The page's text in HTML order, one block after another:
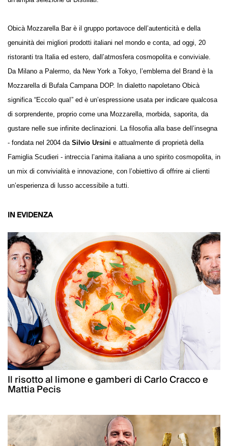
Obicà Mozzarella Bar è il gruppo portavoce dell’autenticità e della
genuinità dei migliori prodotti italiani nel mondo e conta, ad oggi, 20
ristoranti tra Italia ed estero, dall’atmosfera cosmopolita e conviviale.
Da Milano a Palermo, da New York a Tokyo, l’emblema del Brand è la
Mozzarella di Bufala Campana DOP. In dialetto napoletano Obicà
significa “Eccolo qua!” ed è un’espressione usata per indicare qualcosa
di sorprendente, proprio come una Mozzarella, morbida, saporita, da
gustare nelle sue infinite declinazioni. La filosofia alla base dell’insegna
- fondata nel 2004 da Silvio Ursini e attualmente di proprietà della
Famiglia Scudieri - intreccia l’anima italiana a uno spirito cosmopolita, in
un mix di convivialità e innovazione, con l’obiettivo di offrire ai clienti
un’esperienza di lusso accessibile a tutti.
IN EVIDENZA
Il risotto al limone e gamberi di Carlo Cracco e
Mattia Pecis